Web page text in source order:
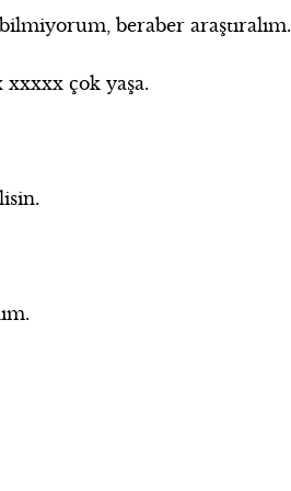
beraber araştıralım.
xxxxx çok yaşa.